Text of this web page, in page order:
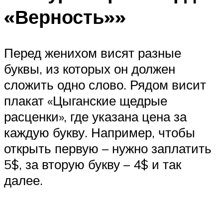
«Верность»»
Перед женихом висят разные
буквы, из которых он должен
сложить одно слово. Рядом висит
плакат «Цыганские щедрые
расценки», где указана цена за
каждую букву. Например, чтобы
открыть первую – нужно заплатить
5$, за вторую букву – 4$ и так
далее.